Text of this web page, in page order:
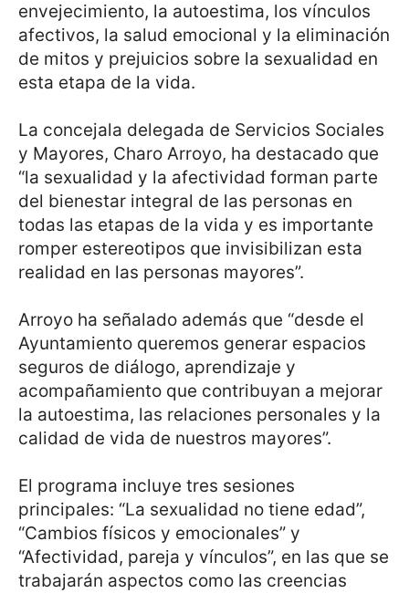
envejecimiento, la autoestima, los vínculos
afectivos, la salud emocional y la eliminación
de mitos y prejuicios sobre la sexualidad en
esta etapa de la vida.
La concejala delegada de Servicios Sociales
y Mayores, Charo Arroyo, ha destacado que
“la sexualidad y la afectividad forman parte
del bienestar integral de las personas en
todas las etapas de la vida y es importante
romper estereotipos que invisibilizan esta
realidad en las personas mayores”.
Arroyo ha señalado además que “desde el
Ayuntamiento queremos generar espacios
seguros de diálogo, aprendizaje y
acompañamiento que contribuyan a mejorar
la autoestima, las relaciones personales y la
calidad de vida de nuestros mayores”.
El programa incluye tres sesiones
principales: “La sexualidad no tiene edad”,
“Cambios físicos y emocionales” y
“Afectividad, pareja y vínculos”, en las que se
trabajarán aspectos como las creencias